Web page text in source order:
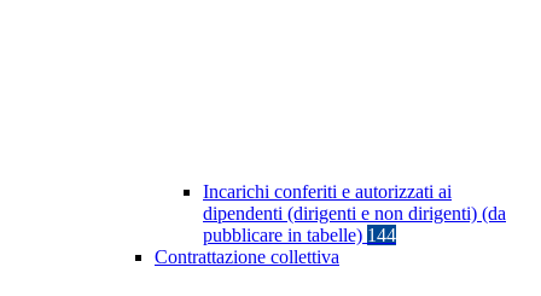
Incarichi conferiti e autorizzati ai
dipendenti (dirigenti e non dirigenti) (da
pubblicare in tabelle) 144
Contrattazione collettiva